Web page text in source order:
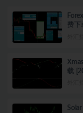
费下
载